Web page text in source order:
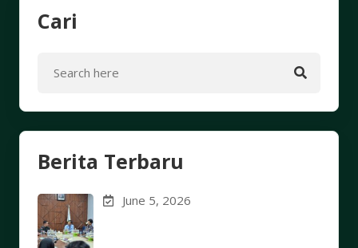
Cari
Berita Terbaru
June 5, 2026